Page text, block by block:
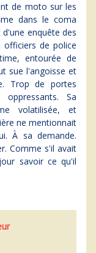
de moto sur les
dans le coma
enquête des
de police
entourée de
sue l'angoisse et
Trop de portes
Sa
volatilisée, et
ne mentionnait
À sa demande.
Comme s'il avait
savoir ce qu'il